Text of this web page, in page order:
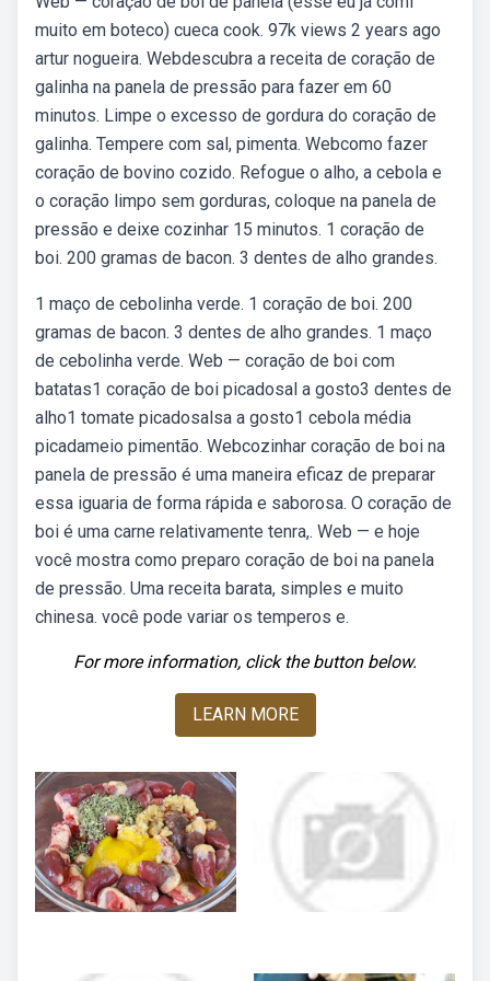
muito em boteco) cueca cook. 97k views 2 years ago
artur nogueira. Webdescubra a receita de coração de
galinha na panela de pressão para fazer em 60
minutos. Limpe o excesso de gordura do coração de
galinha. Tempere com sal, pimenta. Webcomo fazer
coração de bovino cozido. Refogue o alho, a cebola e
o coração limpo sem gorduras, coloque na panela de
pressão e deixe cozinhar 15 minutos. 1 coração de
boi. 200 gramas de bacon. 3 dentes de alho grandes.
1 maço de cebolinha verde. 1 coração de boi. 200
gramas de bacon. 3 dentes de alho grandes. 1 maço
de cebolinha verde. Web — coração de boi com
batatas1 coração de boi picadosal a gosto3 dentes de
alho1 tomate picadosalsa a gosto1 cebola média
picadameio pimentão. Webcozinhar coração de boi na
panela de pressão é uma maneira eficaz de preparar
essa iguaria de forma rápida e saborosa. O coração de
boi é uma carne relativamente tenra,. Web — e hoje
você mostra como preparo coração de boi na panela
de pressão. Uma receita barata, simples e muito
chinesa. você pode variar os temperos e.
For more information, click the button below.
LEARN MORE